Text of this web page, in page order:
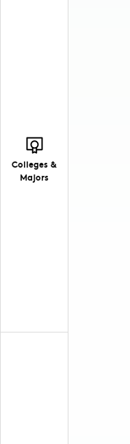
Colleges &
Majors